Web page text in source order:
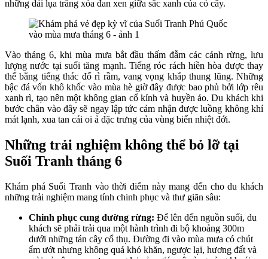
những dải lụa trắng xóa đan xen giữa sắc xanh của cỏ cây.
Vào tháng 6, khi mùa mưa bắt đầu thấm đẫm các cánh rừng, lưu
lượng nước tại suối tăng mạnh. Tiếng róc rách hiền hòa được thay
thế bằng tiếng thác đổ rì rầm, vang vọng khắp thung lũng. Những
bậc đá vốn khô khốc vào mùa hè giờ đây được bao phủ bởi lớp rêu
xanh rì, tạo nên một không gian cổ kính và huyền ảo. Du khách khi
bước chân vào đây sẽ ngay lập tức cảm nhận được luồng không khí
mát lạnh, xua tan cái oi ả đặc trưng của vùng biển nhiệt đới.
Những trải nghiệm không thể bỏ lỡ tại
Suối Tranh tháng 6
Khám phá Suối Tranh vào thời điểm này mang đến cho du khách
những trải nghiệm mang tính chinh phục và thư giãn sâu:
Chinh phục cung đường rừng: Để lên đến nguồn suối, du
khách sẽ phải trải qua một hành trình đi bộ khoảng 300m
dưới những tán cây cổ thụ. Đường đi vào mùa mưa có chút
ẩm ướt nhưng không quá khó khăn, ngược lại, hương đất và